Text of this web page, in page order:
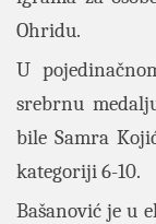
Ohridu.
U
srebrnu
bile Samra
kategoriji 6-10.
Bašanović je u